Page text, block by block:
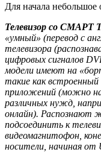
Для начала небольшое
Телевизор со СМАРТ
«умный» (перевод с
телевизора
цифровых сигналов
модели имеют на
такие как встроенный
приложений (можно
различных нужд,
онлайн). Распознают
подсоединить к
видеомагнитофон,
носители, начиная от